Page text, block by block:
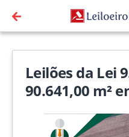
Leilões da Lei
90.641,00 m²